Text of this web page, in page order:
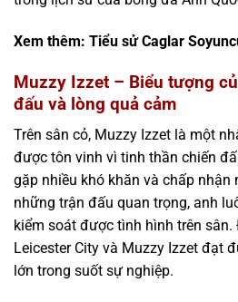
Xem thêm: Tiểu sử Caglar
Muzzy Izzet – Biểu tượng
đấu và lòng quả cảm
Trên sân cỏ, Muzzy Izzet là một
được tôn vinh vì tinh thần chiến
gặp nhiều khó khăn và chấp
những trận đấu quan trọng, anh
kiểm soát được tình hình trên
Leicester City và Muzzy Izzet đạt
lớn trong suốt sự nghiệp.